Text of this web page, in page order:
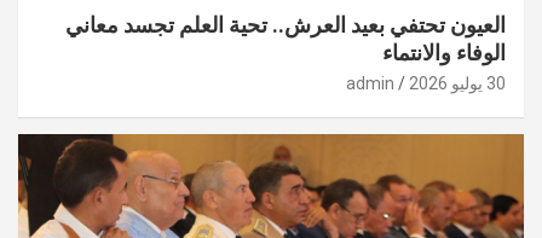
العيون تحتفي بعيد العرش.. تحية العلم تجسد معاني
الوفاء والانتماء
30 يوليو 2026 admin